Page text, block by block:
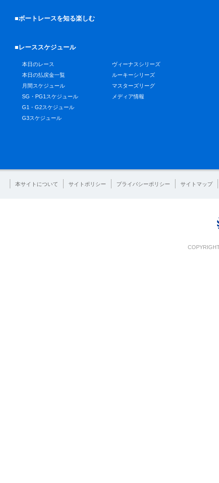
■ボートレースを知る楽しむ
■レーススケジュール
本日のレース
本日の払戻金一覧
月間スケジュール
SG・PG1スケジュール
G1・G2スケジュール
G3スケジュール
ヴィーナスシリーズ
ルーキーシリーズ
マスターズリーグ
メディア情報
本サイトについて サイトポリシー プライバシーポリシー サイトマップ